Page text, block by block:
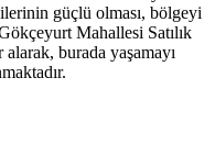
güçlü olması, bölgeyi
Mahallesi Satılık
burada yaşamayı